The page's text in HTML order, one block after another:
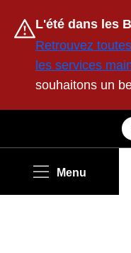
Avertissement
L'été dans les
Retrouvez
les services
souhaitons un
Menu